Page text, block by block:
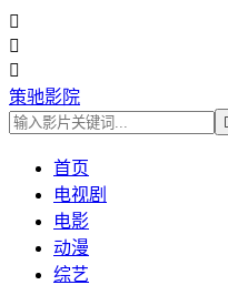



策驰影院
首页
电视剧
电影
动漫
综艺